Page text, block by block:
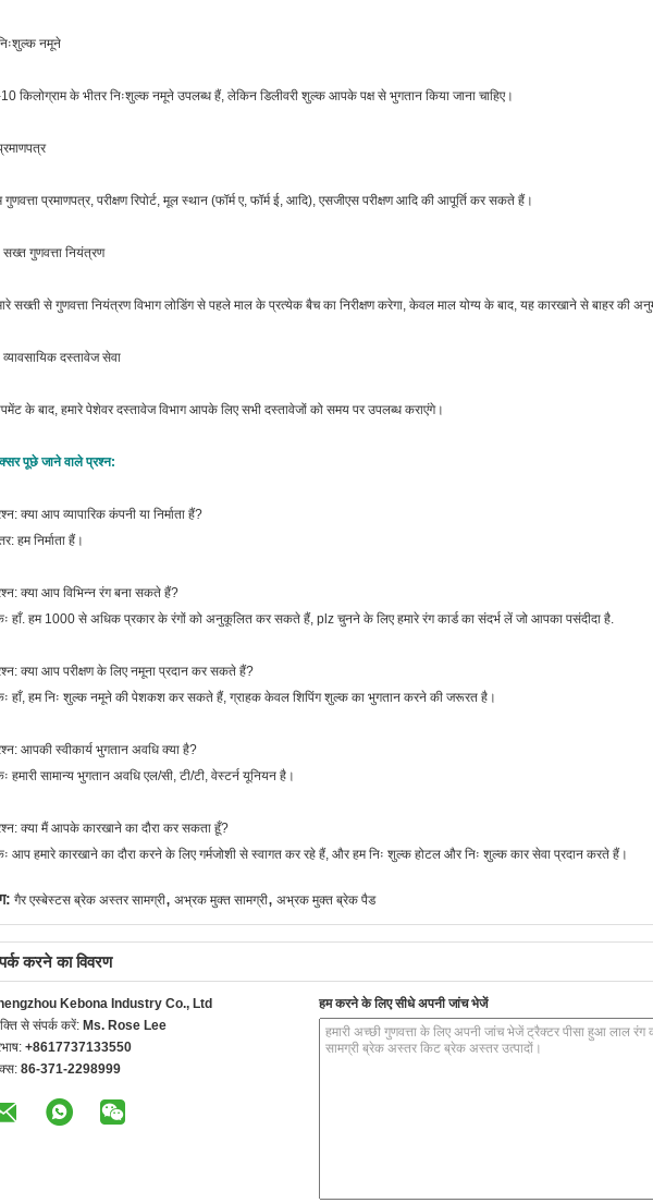
नमूने
किलोग्राम के भीतर निःशुल्क नमूने उपलब्ध हैं, लेकिन डिलीवरी शुल्क आपके पक्ष से भुगतान किया जाना चाहिए।
गुणवत्ता प्रमाणपत्र, परीक्षण रिपोर्ट, मूल स्थान (फॉर्म ए, फॉर्म ई, आदि), एसजीएस परीक्षण आदि की आपूर्ति कर सकते हैं।
गुणवत्ता नियंत्रण
सख्ती से गुणवत्ता नियंत्रण विभाग लोडिंग से पहले माल के प्रत्येक बैच का निरीक्षण करेगा, केवल माल योग्य के बाद, यह कारखाने से बाहर की
दस्तावेज सेवा
के बाद, हमारे पेशेवर दस्तावेज विभाग आपके लिए सभी दस्तावेजों को समय पर उपलब्ध कराएंगे।
पूछे जाने वाले प्रश्न:
क्या आप व्यापारिक कंपनी या निर्माता हैं?
हम निर्माता हैं।
क्या आप विभिन्न रंग बना सकते हैं?
हाँ. हम 1000 से अधिक प्रकार के रंगों को अनुकूलित कर सकते हैं, plz चुनने के लिए हमारे रंग कार्ड का संदर्भ लें जो आपका पसंदीदा है.
क्या आप परीक्षण के लिए नमूना प्रदान कर सकते हैं?
हाँ, हम निः शुल्क नमूने की पेशकश कर सकते हैं, ग्राहक केवल शिपिंग शुल्क का भुगतान करने की जरूरत है।
आपकी स्वीकार्य भुगतान अवधि क्या है?
हमारी सामान्य भुगतान अवधि एल/सी, टी/टी, वेस्टर्न यूनियन है।
क्या मैं आपके कारखाने का दौरा कर सकता हूँ?
आप हमारे कारखाने का दौरा करने के लिए गर्मजोशी से स्वागत कर रहे हैं, और हम निः शुल्क होटल और निः शुल्क कार सेवा प्रदान करते हैं।
गैर एस्बेस्टस ब्रेक अस्तर सामग्री, अभ्रक मुक्त सामग्री, अभ्रक मुक्त ब्रेक पैड
करने का विवरण
Kebona Industry Co., Ltd
से संपर्क करें: Ms. Rose Lee
+8617737133550
86-371-2298999
हम करने के लिए सीधे अपनी जांच भेजें